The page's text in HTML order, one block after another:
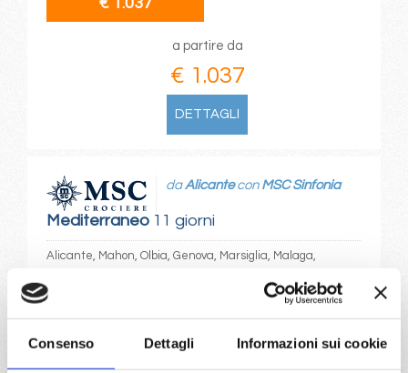
Consenso Dettagli Informazioni sui cookie
€ 1.037
a partire da
€ 1.037
DETTAGLI
Mediterraneo11 giorni
daAlicantecon MSC Sinfonia
Alicante, Mahon, Olbia, Genova, Marsiglia, Malaga,
22/09/2027
€ 1.039